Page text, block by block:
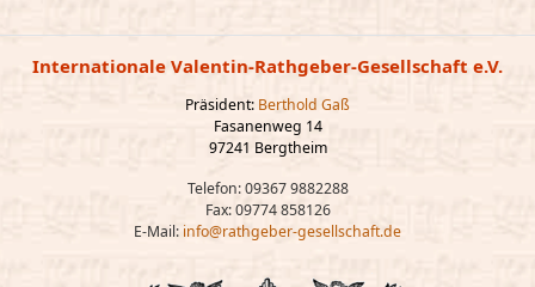
Internationale Valentin-Rathgeber-Gesellschaft e.V.
Präsident: Berthold Gaß
Fasanenweg 14
97241 Bergtheim
Telefon: 09367 9882288
Fax: 09774 858126
E-Mail: info@rathgeber-gesellschaft.de